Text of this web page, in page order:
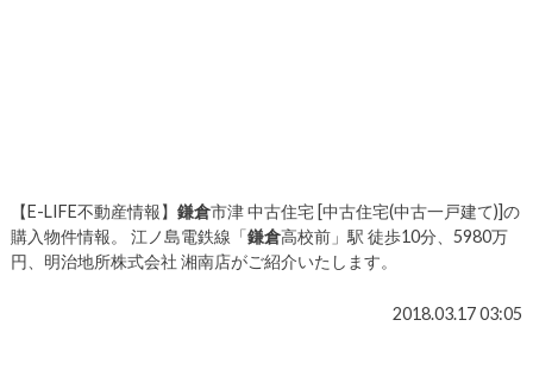
【E-LIFE不動産情報】 鎌倉市津 中古住宅 [中古住宅(中古一戸建て)]の
購入物件情報。 江ノ島電鉄線「鎌倉高校前」駅 徒歩10分、5980万
円、明治地所株式会社 湘南店がご紹介いたします。
2018.03.17 03:05